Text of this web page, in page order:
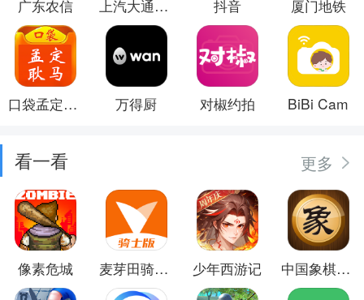
广东农信 上汽大通MAXUS 抖音 厦门地铁
口袋孟定耿马 万得厨 对椒约拍 BiBi Cam
看一看 更多
像素危城 麦芽田骑士版 少年西游记 中国象棋对弈打谱